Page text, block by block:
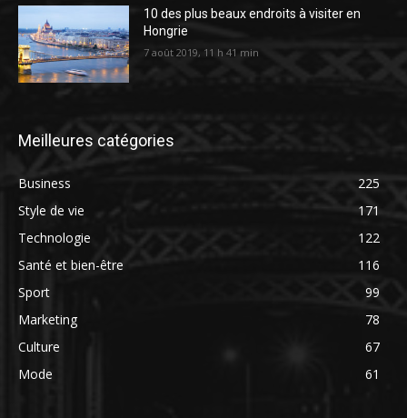
10 des plus beaux endroits à visiter en
Hongrie
7 août 2019, 11 h 41 min
Meilleures catégories
Business
225
Style de vie
171
Technologie
122
Santé et bien-être
116
Sport
99
Marketing
78
Culture
67
Mode
61